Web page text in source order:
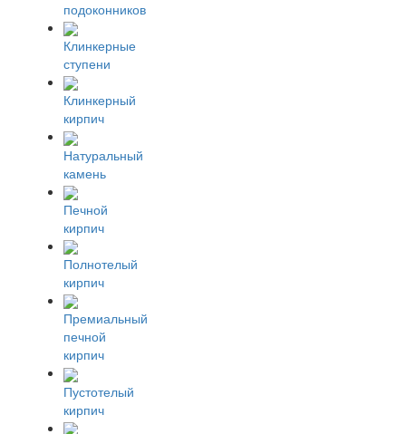
подоконников
Клинкерные
ступени
Клинкерный
кирпич
Натуральный
камень
Печной
кирпич
Полнотелый
кирпич
Премиальный
печной
кирпич
Пустотелый
кирпич